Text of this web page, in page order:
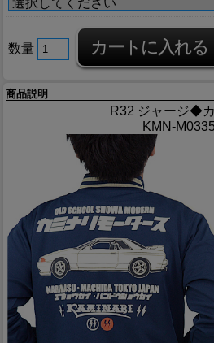
数量
商品説明
R32 ジャージ◆
KMN-